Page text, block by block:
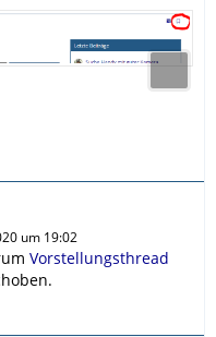
um 19:02
Vorstellungsthread